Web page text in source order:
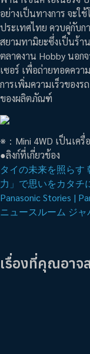
อย่างเป็นทางการ จะใ
ประเทศไทย ควบคู่กับ
สยามทามิยะซึ่งเป็นร้า
ตลาดงาน Hobby นอก
เซอร์ เพื่อถ่ายทอดคว
การเพิ่มความเร็วของ
ของผลิตภัณฑ์
※：Mini 4WD เป็นเค
●ลิงก์ที่เกี่ยวข้อง
タイの未来を照らす
力」で思いをカタチ
Panasonic Stories |
ニュースルーム ジャ
เรื่องที่คุณอาจ